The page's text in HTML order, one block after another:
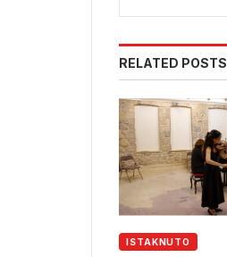
RELATED POSTS
ISTAKNUTO